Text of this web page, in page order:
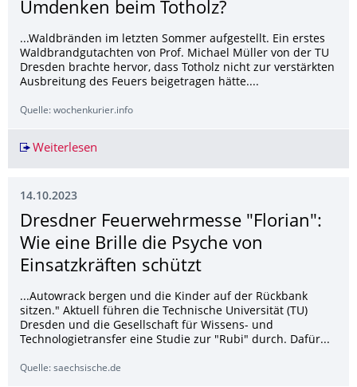
Umdenken beim Totholz?
...Waldbränden im letzten Sommer aufgestellt. Ein erstes
Waldbrandgutachten von Prof. Michael Müller von der TU
Dresden brachte hervor, dass Totholz nicht zur verstärkten
Ausbreitung des Feuers beigetragen hätte....
Quelle: wochenkurier.info
Weiterlesen
14.10.2023
Dresdner Feuerwehrmesse "Florian":
Wie eine Brille die Psyche von
Einsatzkräften schützt
...Autowrack bergen und die Kinder auf der Rückbank
sitzen." Aktuell führen die Technische Universität (TU)
Dresden und die Gesellschaft für Wissens- und
Technologietransfer eine Studie zur "Rubi" durch. Dafür...
Quelle: saechsische.de